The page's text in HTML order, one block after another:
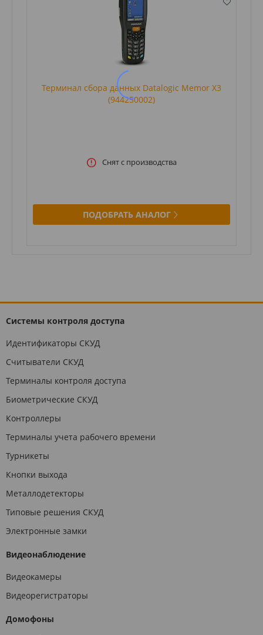
Терминал сбора данных Datalogic Memor X3
(944250002)
Снят с производства
ПОДОБРАТЬ АНАЛОГ
Системы контроля доступа
Идентификаторы СКУД
Считыватели СКУД
Терминалы контроля доступа
Биометрические СКУД
Контроллеры
Терминалы учета рабочего времени
Турникеты
Кнопки выхода
Металлодетекторы
Типовые решения СКУД
Электронные замки
Видеонаблюдение
Видеокамеры
Видеорегистраторы
Домофоны